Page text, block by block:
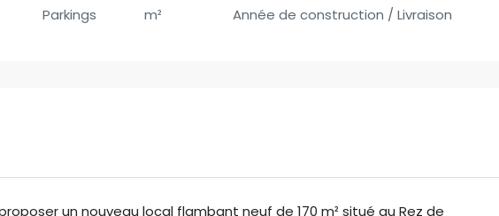
Parkings m² Année de construction / Livraison
un nouveau local flambant neuf de 170 m² situé au Rez de